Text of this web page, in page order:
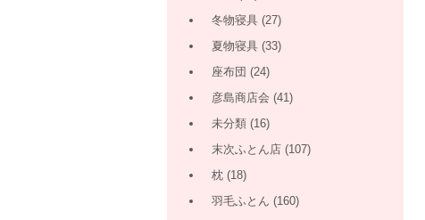
冬物寝具 (27)
夏物寝具 (33)
座布団 (24)
彦島商店会 (41)
未分類 (16)
末次ふとん店 (107)
枕 (18)
羽毛ふとん (160)